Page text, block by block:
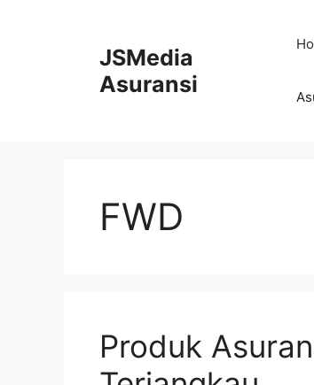
JSMedia
Asuransi
FWD
Produk